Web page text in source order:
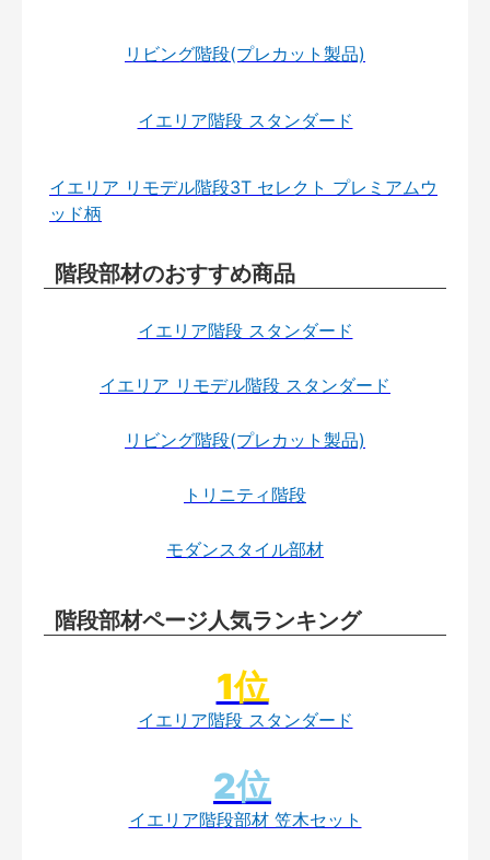
リビング階段(プレカット製品)
イエリア階段 スタンダード
イエリア リモデル階段3T セレクト プレミアムウ
ッド柄
階段部材のおすすめ商品
イエリア階段 スタンダード
イエリア リモデル階段 スタンダード
リビング階段(プレカット製品)
トリニティ階段
モダンスタイル部材
階段部材ページ人気ランキング
イエリア階段 スタンダード
イエリア階段部材 笠木セット